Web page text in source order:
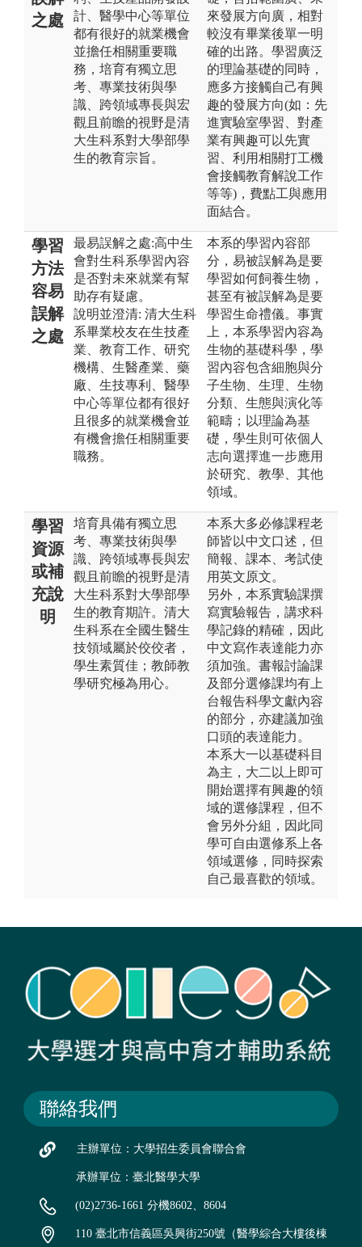
之處
計、醫學中心等單位
都有很好的就業機會
並擔任相關重要職
務，培育有獨立思
考、專業技術與學
識、跨領域專長與宏
觀且前瞻的視野是清
大生科系對大學部學
生的教育宗旨。
來發展方向廣，相對
較沒有畢業後單一明
確的出路。學習廣泛
的理論基礎的同時，
應多方接觸自己有興
趣的發展方向(如：先
進實驗室學習、對產
業有興趣可以先實
習、利用相關打工機
會接觸教育解說工作
等等)，費點工與應用
面結合。
學習
方法
容易
誤解
之處
最易誤解之處:高中生
會對生科系學習內容
是否對未來就業有幫
助存有疑慮。
說明並澄清: 清大生科
系畢業校友在生技產
業、教育工作、研究
機構、生醫產業、藥
廠、生技專利、醫學
中心等單位都有很好
且很多的就業機會並
有機會擔任相關重要
職務。
本系的學習內容部
分，易被誤解為是要
學習如何飼養生物，
甚至有被誤解為是要
學習生命禮儀。事實
上，本系學習內容為
生物的基礎科學，學
習內容包含細胞與分
子生物、生理、生物
分類、生態與演化等
範疇；以理論為基
礎，學生則可依個人
志向選擇進一步應用
於研究、教學、其他
領域。
學習
資源
或補
充說
明
培育具備有獨立思
考、專業技術與學
識、跨領域專長與宏
觀且前瞻的視野是清
大生科系對大學部學
生的教育期許。清大
生科系在全國生醫生
技領域屬於佼佼者，
學生素質佳；教師教
學研究極為用心。
本系大多必修課程老
師皆以中文口述，但
簡報、課本、考試使
用英文原文。
另外，本系實驗課撰
寫實驗報告，講求科
學記錄的精確，因此
中文寫作表達能力亦
須加強。書報討論課
及部分選修課均有上
台報告科學文獻內容
的部分，亦建議加強
口頭的表達能力。
本系大一以基礎科目
為主，大二以上即可
開始選擇有興趣的領
域的選修課程，但不
會另外分組，因此同
學可自由選修系上各
領域選修，同時探索
自己最喜歡的領域。
聯絡我們
主辦單位：大學招生委員會聯合會
承辦單位：臺北醫學大學
(02)2736-1661 分機8602、8604
110 臺北市信義區吳興街250號（醫學綜合大樓後棟